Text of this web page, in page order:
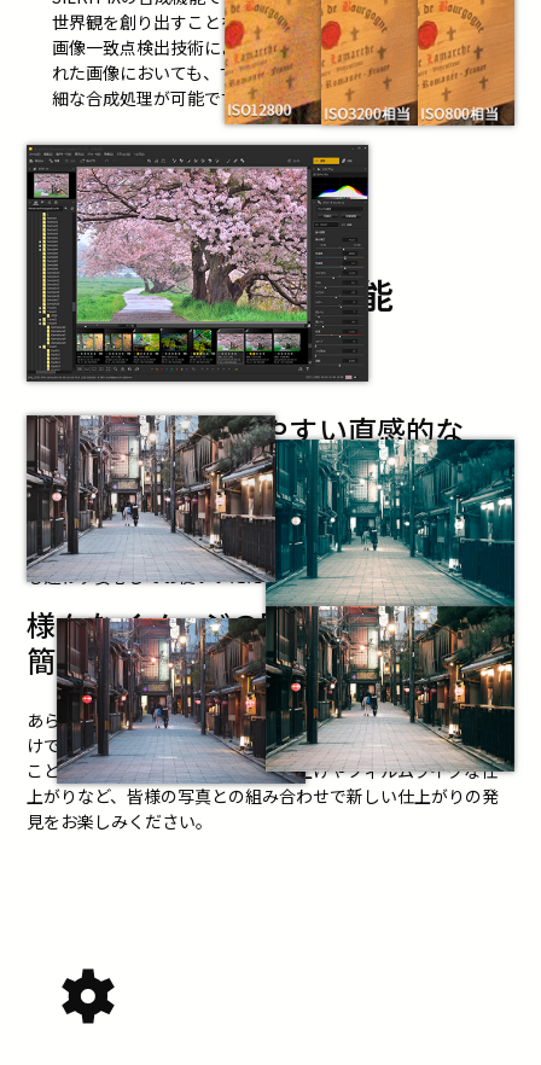
世界観を創り出すことを可能にします。更に当社独自の
画像一致点検出技術により、手持ち撮影などで位置がず
れた画像においても、ずれを補正しノイズを抑えた高精
細な合成処理が可能です。
おすすめの機能
初心者でもわかりやすい直感的な
操作画面
基本調整に特化した「クイック」パネルや機能名をわかりやす
く表記したコントロールはパソコンや画像編集に不慣れな方で
も迷わず安心してお使いいただくことができます。
様々なイメージの写真に
簡単一発変換
あらかじめ用意された67種類のテイストをメニューから選ぶだ
けで被写体や写真のテーマに応じた仕上がりに自動で調整する
ことができます。豊富なモノクロ仕上げやフィルムライクな仕
上がりなど、皆様の写真との組み合わせで新しい仕上がりの発
見をお楽しみください。